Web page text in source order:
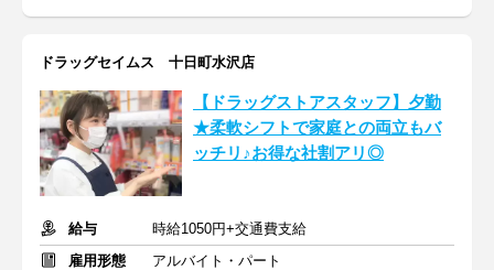
ドラッグセイムス 十日町水沢店
【ドラッグストアスタッフ】夕勤
★柔軟シフトで家庭との両立もバ
ッチリ♪お得な社割アリ◎
給与
時給1050円+交通費支給
雇用形態
アルバイト・パート